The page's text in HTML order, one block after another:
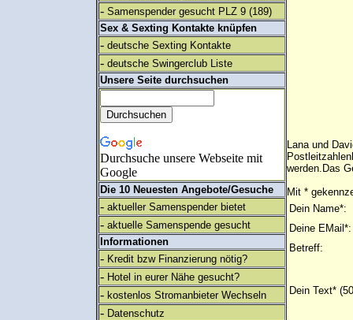
- Samenspender gesucht PLZ 9 (189)
Sex & Sexting Kontakte knüpfen
- deutsche Sexting Kontakte
- deutsche Swingerclub Liste
Unsere Seite durchsuchen
Durchsuche unsere Webseite mit
Google
Die 10 Neuesten Angebote/Gesuche
- aktueller Samenspender bietet
- aktuelle Samenspende gesucht
Informationen
- Kredit bzw Finanzierung nötig?
- Hotel in eurer Nähe gesucht?
- kostenlos Stromanbieter Wechseln
- Datenschutz
Lana und
werden.Das
Mit *
Dein Name*:
Deine EMail*:
Betreff:
Dein Text*